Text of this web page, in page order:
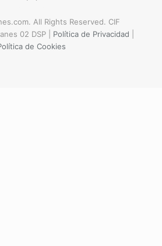
All Rights Reserved. CIF
02 DSP | Política de Privacidad
de Cookies